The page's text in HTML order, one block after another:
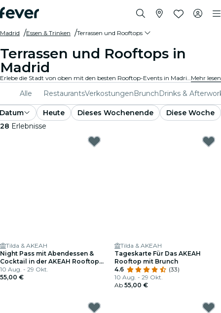
Madrid Essen & Trinken Terrassen und Rooftops
Terrassen und Rooftops in
Madrid
Erlebe die Stadt von oben mit den besten Rooftop-Events in Madrid. Genieße atemberaubende Aussichten, großartige Gesellschaft und exklusive Rooftop-Partys.Mehr lesen
Alle RestaurantsVerkostungenBrunchDrinks &
Datum Heute Dieses Wochenende
Diese Woche
28 Erlebnisse
Tilda & AKEAH
Night Pass mit Abendessen &
Cocktail in der AKEAH Rooftop
Madrid
10 Aug. - 29 Okt.
55,00 €
Tilda & AKEAH
Tageskarte Für Das AKEAH
Rooftop mit Brunch
4.6
(33)
10 Aug. - 29 Okt.
Ab 55,00 €